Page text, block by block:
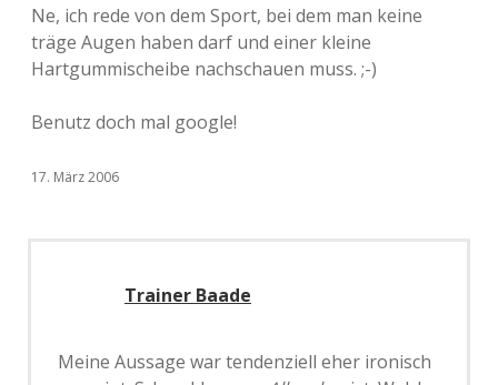
Ne, ich rede von dem Sport, bei dem man keine
träge Augen haben darf und einer kleine
Hartgummischeibe nachschauen muss. ;-)
Benutz doch mal google!
17. März 2006
Trainer Baade
Meine Aussage war tendenziell eher ironisch